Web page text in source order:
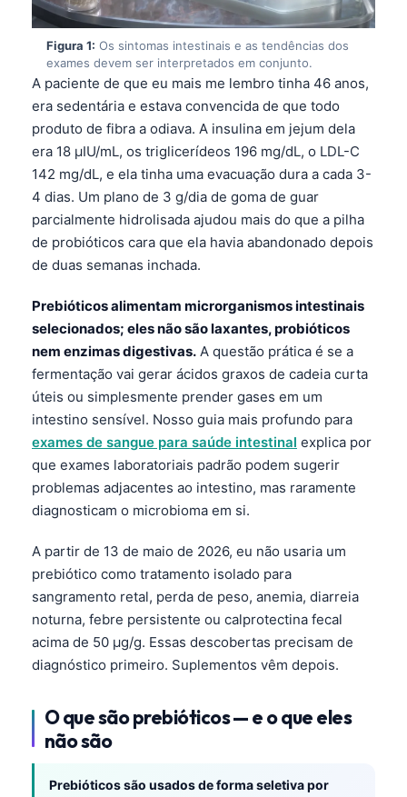
Figura 1: Os sintomas intestinais e as tendências dos
exames devem ser interpretados em conjunto.
A paciente de que eu mais me lembro tinha 46 anos,
era sedentária e estava convencida de que todo
produto de fibra a odiava. A insulina em jejum dela
era 18 µIU/mL, os triglicerídeos 196 mg/dL, o LDL-C
142 mg/dL, e ela tinha uma evacuação dura a cada 3-
4 dias. Um plano de 3 g/dia de goma de guar
parcialmente hidrolisada ajudou mais do que a pilha
de probióticos cara que ela havia abandonado depois
de duas semanas inchada.
Prebióticos alimentam microrganismos intestinais
selecionados; eles não são laxantes, probióticos
nem enzimas digestivas. A questão prática é se a
fermentação vai gerar ácidos graxos de cadeia curta
úteis ou simplesmente prender gases em um
intestino sensível. Nosso guia mais profundo para
exames de sangue para saúde intestinal explica por
que exames laboratoriais padrão podem sugerir
problemas adjacentes ao intestino, mas raramente
diagnosticam o microbioma em si.
A partir de 13 de maio de 2026, eu não usaria um
prebiótico como tratamento isolado para
sangramento retal, perda de peso, anemia, diarreia
noturna, febre persistente ou calprotectina fecal
acima de 50 µg/g. Essas descobertas precisam de
diagnóstico primeiro. Suplementos vêm depois.
O que são prebióticos — e o que eles
não são
Prebióticos são usados de forma seletiva por